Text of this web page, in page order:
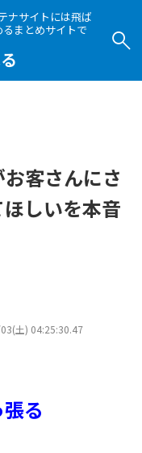
ナサイトには飛ば
まとめサイトで
お客さんにさ
しいを本音
土) 04:25:30.47
る